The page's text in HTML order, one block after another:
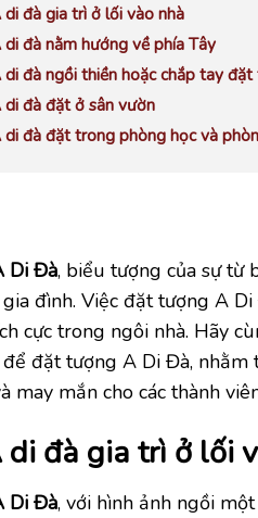
đà gia trì ở lối vào nhà
đà nằm hướng về phía Tây
đà ngồi thiền hoặc chắp tay
đà đặt ở sân vườn
đà đặt trong phòng học và
Di Đà, biểu tượng của sự từ
đình. Việc đặt tượng A
cực trong ngôi nhà. Hãy
đặt tượng A Di Đà, nhằm
may mắn cho các thành
đà gia trì ở lối
Di Đà, với hình ảnh ngồi